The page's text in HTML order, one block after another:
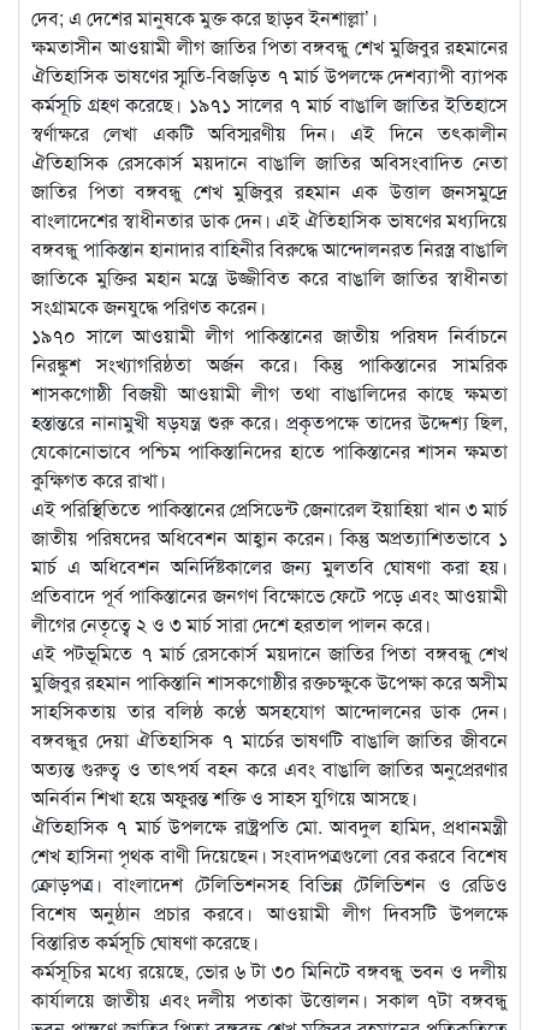
দেব; এ দেশের মানুষকে মুক্ত করে ছাড়ব ইনশাল্লা’।
ক্ষমতাসীন আওয়ামী লীগ জাতির পিতা বঙ্গবন্ধু শেখ মুজিবুর রহমানের
ঐতিহাসিক ভাষণের স্মৃতি-বিজড়িত ৭ মার্চ উপলক্ষে দেশব্যাপী ব্যাপক
কর্মসূচি গ্রহণ করেছে। ১৯৭১ সালের ৭ মার্চ বাঙালি জাতির ইতিহাসে
স্বর্ণাক্ষরে লেখা একটি অবিস্মরণীয় দিন। এই দিনে তৎকালীন
ঐতিহাসিক রেসকোর্স ময়দানে বাঙালি জাতির অবিসংবাদিত নেতা
জাতির পিতা বঙ্গবন্ধু শেখ মুজিবুর রহমান এক উত্তাল জনসমুদ্রে
বাংলাদেশের স্বাধীনতার ডাক দেন। এই ঐতিহাসিক ভাষণের মধ্যদিয়ে
বঙ্গবন্ধু পাকিস্তান হানাদার বাহিনীর বিরুদ্ধে আন্দোলনরত নিরস্ত্র বাঙালি
জাতিকে মুক্তির মহান মন্ত্রে উজ্জীবিত করে বাঙালি জাতির স্বাধীনতা
সংগ্রামকে জনযুদ্ধে পরিণত করেন।
১৯৭০ সালে আওয়ামী লীগ পাকিস্তানের জাতীয় পরিষদ নির্বাচনে
নিরঙ্কুশ সংখ্যাগরিষ্ঠতা অর্জন করে। কিন্তু পাকিস্তানের সামরিক
শাসকগোষ্ঠী বিজয়ী আওয়ামী লীগ তথা বাঙালিদের কাছে ক্ষমতা
হস্তান্তরে নানামুখী ষড়যন্ত্র শুরু করে। প্রকৃতপক্ষে তাদের উদ্দেশ্য ছিল,
যেকোনোভাবে পশ্চিম পাকিস্তানিদের হাতে পাকিস্তানের শাসন ক্ষমতা
কুক্ষিগত করে রাখা।
এই পরিস্থিতিতে পাকিস্তানের প্রেসিডেন্ট জেনারেল ইয়াহিয়া খান ৩ মার্চ
জাতীয় পরিষদের অধিবেশন আহ্বান করেন। কিন্তু অপ্রত্যাশিতভাবে ১
মার্চ এ অধিবেশন অনির্দিষ্টকালের জন্য মুলতবি ঘোষণা করা হয়।
প্রতিবাদে পূর্ব পাকিস্তানের জনগণ বিক্ষোভে ফেটে পড়ে এবং আওয়ামী
লীগের নেতৃত্বে ২ ও ৩ মার্চ সারা দেশে হরতাল পালন করে।
এই পটভূমিতে ৭ মার্চ রেসকোর্স ময়দানে জাতির পিতা বঙ্গবন্ধু শেখ
মুজিবুর রহমান পাকিস্তানি শাসকগোষ্ঠীর রক্তচক্ষুকে উপেক্ষা করে অসীম
সাহসিকতায় তার বলিষ্ঠ কণ্ঠে অসহযোগ আন্দোলনের ডাক দেন।
বঙ্গবন্ধুর দেয়া ঐতিহাসিক ৭ মার্চের ভাষণটি বাঙালি জাতির জীবনে
অত্যন্ত গুরুত্ব ও তাৎপর্য বহন করে এবং বাঙালি জাতির অনুপ্রেরণার
অনির্বান শিখা হয়ে অফুরন্ত শক্তি ও সাহস যুগিয়ে আসছে।
ঐতিহাসিক ৭ মার্চ উপলক্ষে রাষ্ট্রপতি মো. আবদুল হামিদ, প্রধানমন্ত্রী
শেখ হাসিনা পৃথক বাণী দিয়েছেন। সংবাদপত্রগুলো বের করবে বিশেষ
ক্রোড়পত্র। বাংলাদেশ টেলিভিশনসহ বিভিন্ন টেলিভিশন ও রেডিও
বিশেষ অনুষ্ঠান প্রচার করবে। আওয়ামী লীগ দিবসটি উপলক্ষে
বিস্তারিত কর্মসূচি ঘোষণা করেছে।
কর্মসূচির মধ্যে রয়েছে, ভোর ৬ টা ৩০ মিনিটে বঙ্গবন্ধু ভবন ও দলীয়
কার্যালয়ে জাতীয় এবং দলীয় পতাকা উত্তোলন। সকাল ৭টা বঙ্গবন্ধু